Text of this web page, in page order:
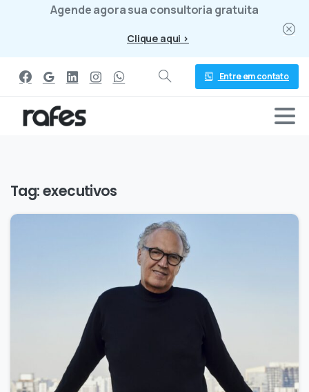
Agende agora sua consultoria gratuita
Clique aqui >
Entre em contato
Tag:executivos